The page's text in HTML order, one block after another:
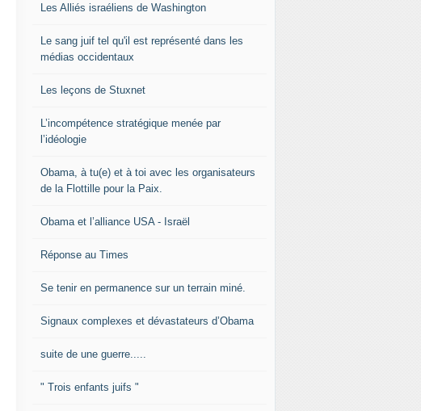
Les Alliés israéliens de Washington
Le sang juif tel qu'il est représenté dans les
médias occidentaux
Les leçons de Stuxnet
L’incompétence stratégique menée par
l’idéologie
Obama, à tu(e) et à toi avec les organisateurs
de la Flottille pour la Paix.
Obama et l’alliance USA - Israël
Réponse au Times
Se tenir en permanence sur un terrain miné.
Signaux complexes et dévastateurs d’Obama
suite de une guerre.....
" Trois enfants juifs "